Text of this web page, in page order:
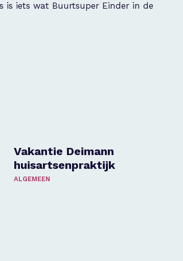
is iets wat Buurtsuper Einder in de
Vakantie Deimann
huisartsenpraktijk
ALGEMEEN